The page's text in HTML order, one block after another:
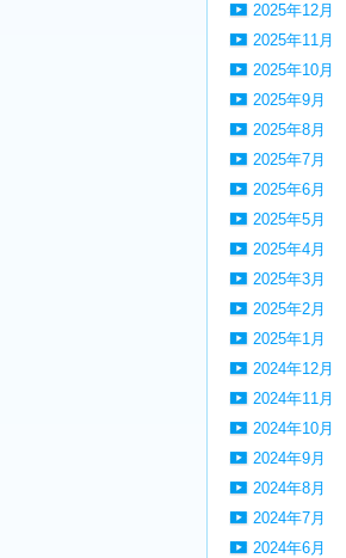
2025年12月
2025年11月
2025年10月
2025年9月
2025年8月
2025年7月
2025年6月
2025年5月
2025年4月
2025年3月
2025年2月
2025年1月
2024年12月
2024年11月
2024年10月
2024年9月
2024年8月
2024年7月
2024年6月